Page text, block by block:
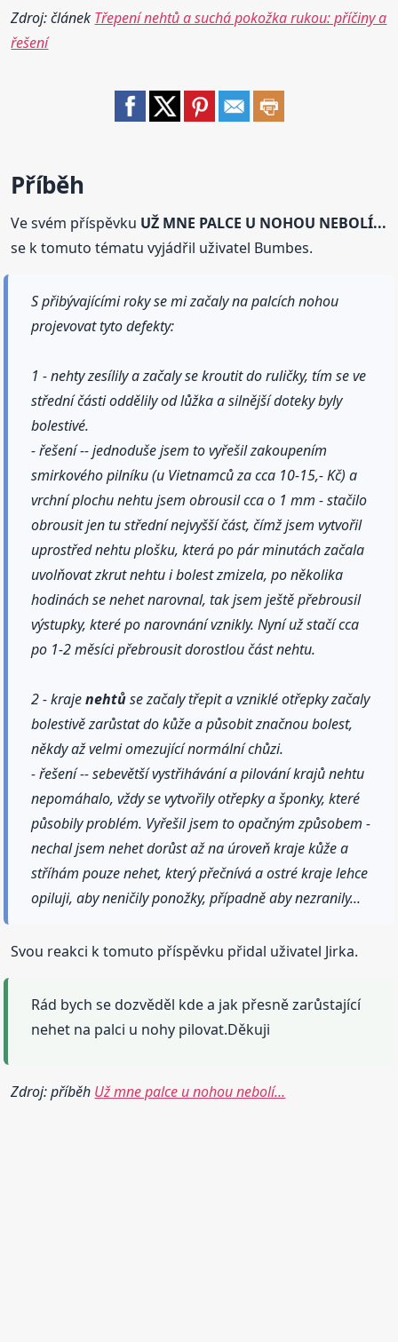
Zdroj: článek Třepení nehtů a suchá pokožka rukou: příčiny a
řešení
Příběh
Ve svém příspěvku UŽ MNE PALCE U NOHOU NEBOLÍ...
se k tomuto tématu vyjádřil uživatel Bumbes.
S přibývajícími roky se mi začaly na palcích nohou
projevovat tyto defekty:
1 - nehty zesílily a začaly se kroutit do ruličky, tím se ve
střední části oddělily od lůžka a silnější doteky byly
bolestivé.
- řešení -- jednoduše jsem to vyřešil zakoupením
smirkového pilníku (u Vietnamců za cca 10-15,- Kč) a
vrchní plochu nehtu jsem obrousil cca o 1 mm - stačilo
obrousit jen tu střední nejvyšší část, čímž jsem vytvořil
uprostřed nehtu plošku, která po pár minutách začala
uvolňovat zkrut nehtu i bolest zmizela, po několika
hodinách se nehet narovnal, tak jsem ještě přebrousil
výstupky, které po narovnání vznikly. Nyní už stačí cca
po 1-2 měsíci přebrousit dorostlou část nehtu.
2 - krajenehtůse začaly třepit a vzniklé otřepky začaly
bolestivě zarůstat do kůže a působit značnou bolest,
někdy až velmi omezující normální chůzi.
- řešení -- sebevětší vystřihávání a pilování krajů nehtu
nepomáhalo, vždy se vytvořily otřepky a šponky, které
působily problém. Vyřešil jsem to opačným způsobem -
nechal jsem nehet dorůst až na úroveň kraje kůže a
stříhám pouze nehet, který přečnívá a ostré kraje lehce
opiluji, aby neničily ponožky, případně aby nezranily...
Svou reakci k tomuto příspěvku přidal uživatel Jirka.
Rád bych se dozvěděl kde a jak přesně zarůstající
nehet na palci u nohy pilovat.Děkuji
Zdroj: příběh Už mne palce u nohou nebolí...